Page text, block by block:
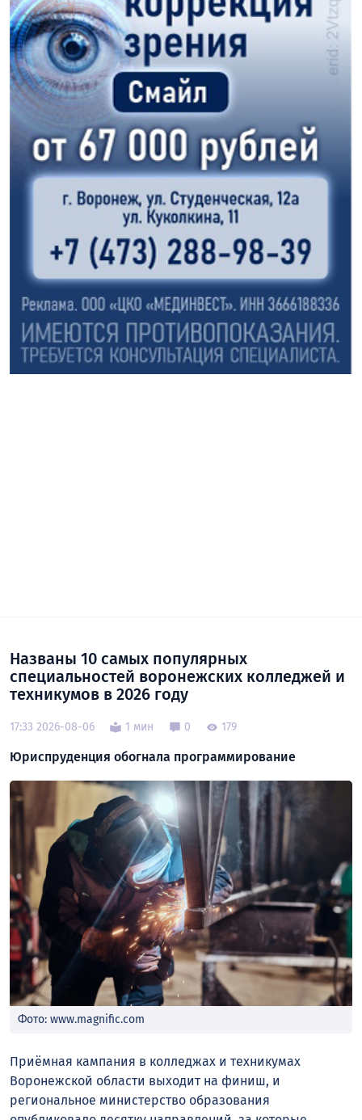
Названы 10 самых популярных
специальностей воронежских колледжей и
техникумов в 2026 году
17:33 2026-08-06 1 мин 0 179
Юриспруденция обогнала программирование
Фото: www.magnific.com
Приёмная кампания в колледжах и техникумах
Воронежской области выходит на финиш, и
региональное министерство образования